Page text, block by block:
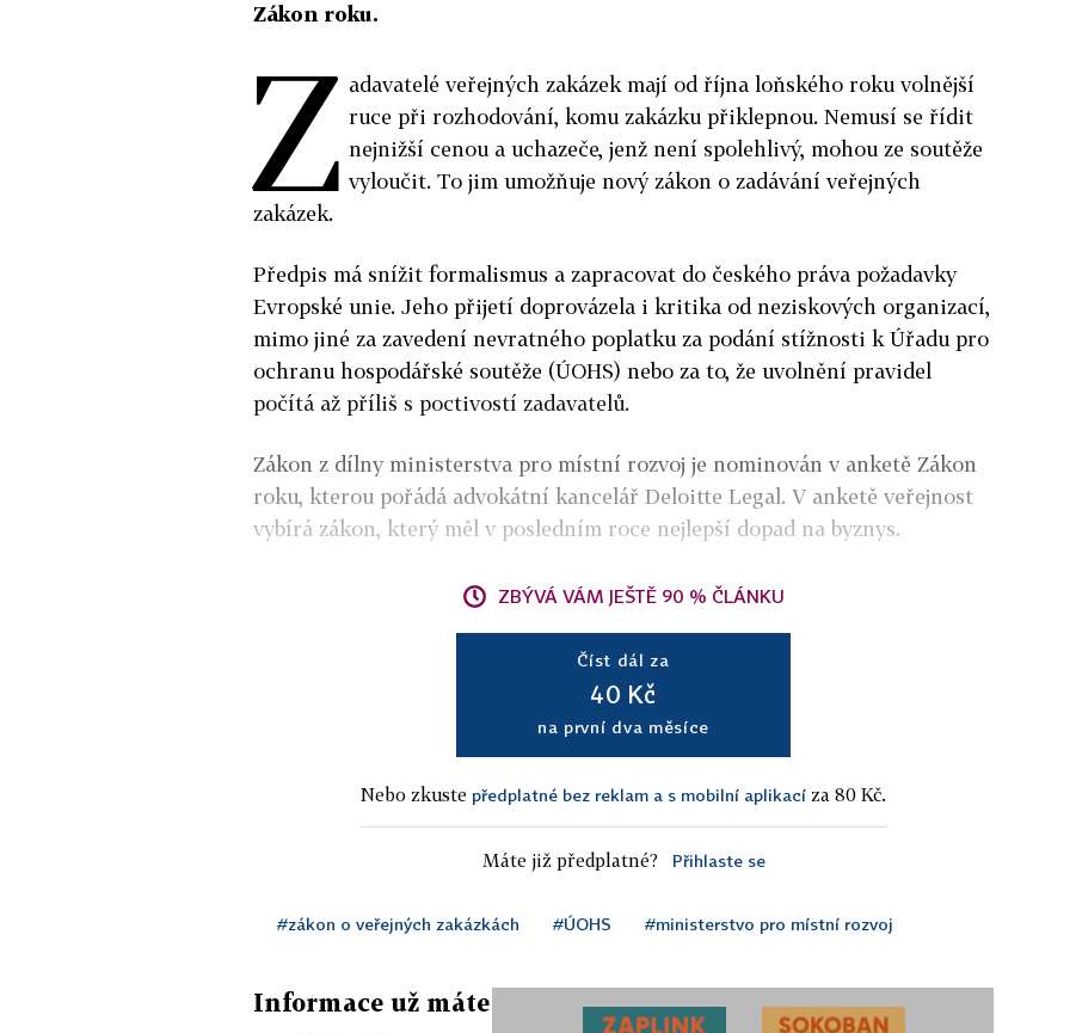
Zákon roku.
Z adavatelé veřejných zakázek mají od října loňského roku volnější
ruce při rozhodování, komu zakázku přiklepnou. Nemusí se řídit
nejnižší cenou a uchazeče, jenž není spolehlivý, mohou ze soutěže
vyloučit. To jim umožňuje nový zákon o zadávání veřejných
zakázek.
Předpis má snížit formalismus a zapracovat do českého práva požadavky
Evropské unie. Jeho přijetí doprovázela i kritika od neziskových organizací,
mimo jiné za zavedení nevratného poplatku za podání stížnosti k Úřadu pro
ochranu hospodářské soutěže (ÚOHS) nebo za to, že uvolnění pravidel
počítá až příliš s poctivostí zadavatelů.
Zákon z dílny ministerstva pro místní rozvoj je nominován v anketě Zákon
roku, kterou pořádá advokátní kancelář Deloitte Legal. V anketě veřejnost
vybírá zákon, který měl v posledním roce nejlepší dopad na byznys.
ZBÝVÁ VÁM JEŠTĚ 90 % ČLÁNKU
Číst dál za
40 Kč
na první dva měsíce
Nebo zkuste předplatné bez reklam a s mobilní aplikací za 80 Kč.
Máte již předplatné? Přihlaste se
#zákon o veřejných zakázkách #ÚOHS #ministerstvo pro místní rozvoj
Informace už máte